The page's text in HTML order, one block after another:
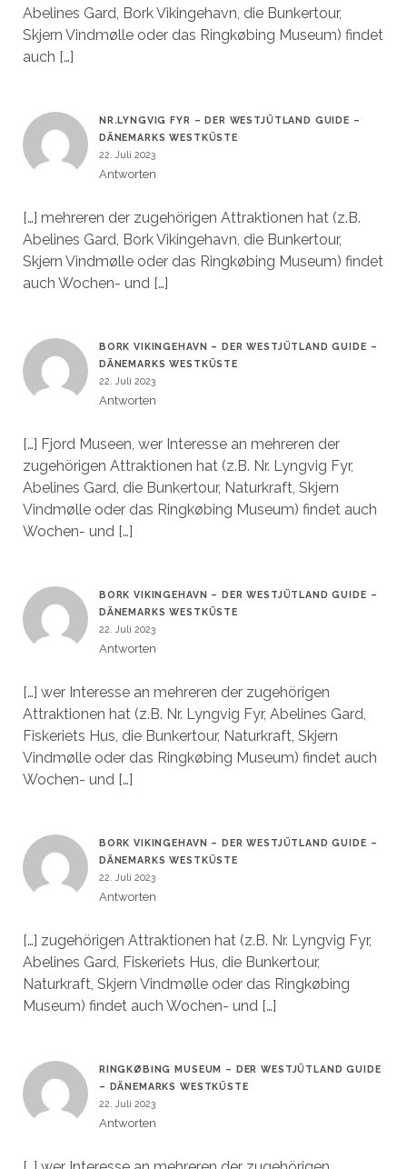
Abelines Gard, Bork Vikingehavn, die Bunkertour,
Skjern Vindmølle oder das Ringkøbing Museum) findet
auch […]
NR.LYNGVIG FYR – DER WESTJÜTLAND GUIDE –
DÄNEMARKS WESTKÜSTE
22. Juli 2023
Antworten
[…] mehreren der zugehörigen Attraktionen hat (z.B.
Abelines Gard, Bork Vikingehavn, die Bunkertour,
Skjern Vindmølle oder das Ringkøbing Museum) findet
auch Wochen- und […]
BORK VIKINGEHAVN – DER WESTJÜTLAND GUIDE –
DÄNEMARKS WESTKÜSTE
22. Juli 2023
Antworten
[…] Fjord Museen, wer Interesse an mehreren der
zugehörigen Attraktionen hat (z.B. Nr. Lyngvig Fyr,
Abelines Gard, die Bunkertour, Naturkraft, Skjern
Vindmølle oder das Ringkøbing Museum) findet auch
Wochen- und […]
BORK VIKINGEHAVN – DER WESTJÜTLAND GUIDE –
DÄNEMARKS WESTKÜSTE
22. Juli 2023
Antworten
[…] wer Interesse an mehreren der zugehörigen
Attraktionen hat (z.B. Nr. Lyngvig Fyr, Abelines Gard,
Fiskeriets Hus, die Bunkertour, Naturkraft, Skjern
Vindmølle oder das Ringkøbing Museum) findet auch
Wochen- und […]
BORK VIKINGEHAVN – DER WESTJÜTLAND GUIDE –
DÄNEMARKS WESTKÜSTE
22. Juli 2023
Antworten
[…] zugehörigen Attraktionen hat (z.B. Nr. Lyngvig Fyr,
Abelines Gard, Fiskeriets Hus, die Bunkertour,
Naturkraft, Skjern Vindmølle oder das Ringkøbing
Museum) findet auch Wochen- und […]
RINGKØBING MUSEUM – DER WESTJÜTLAND GUIDE
– DÄNEMARKS WESTKÜSTE
22. Juli 2023
Antworten